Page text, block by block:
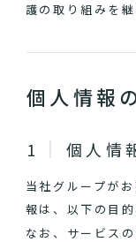
護の取り組みを
個人情報
個人情
当社グループが
報は、以下の目
なお、サービス